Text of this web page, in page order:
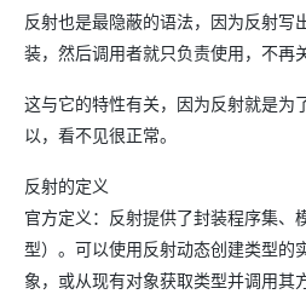
反射也是最隐蔽的语法，因为反射写
装，然后调用者就只负责使用，不再
这与它的特性有关，因为反射就是为
以，看不见很正常。
反射的定义
官方定义：反射提供了封装程序集、
型）。可以使用反射动态创建类型的
象，或从现有对象获取类型并调用其